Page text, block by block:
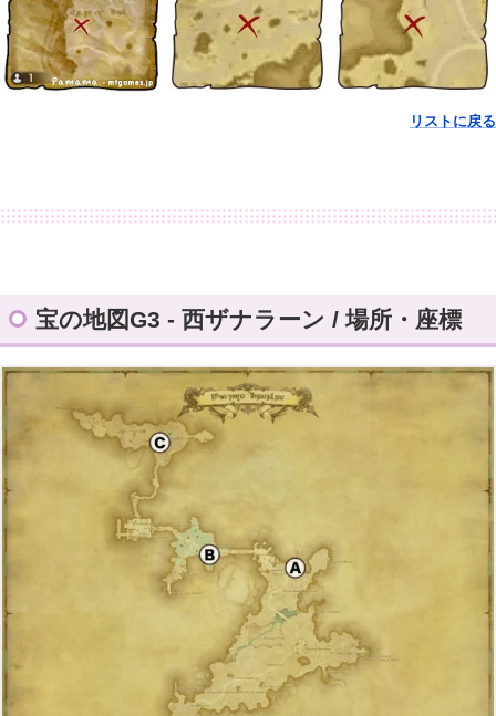
リストに戻る
宝の地図G3 - 西ザナラーン / 場所・座標